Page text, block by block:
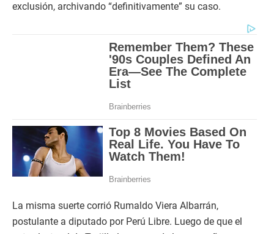
exclusión, archivando “definitivamente” su caso.
La misma suerte corrió Rumaldo Viera Albarrán,
postulante a diputado por Perú Libre. Luego de que el